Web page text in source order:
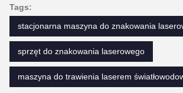
Tags:
stacjonarna maszyna do znakowania
sprzęt do znakowania laserowego
maszyna do trawienia laserem